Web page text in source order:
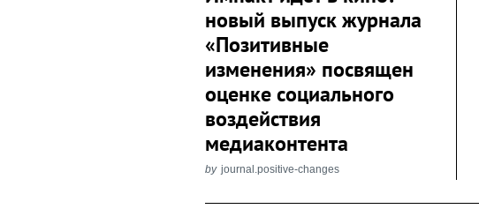
новый выпуск журнала
«Позитивные
изменения» посвящен
оценке социального
воздействия
медиаконтента
by journal.positive-changes